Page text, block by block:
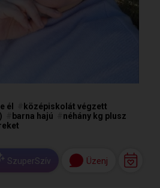
él
középiskolát végzett
barna hajú
néhány kg plusz
SzuperSzív Üzenj